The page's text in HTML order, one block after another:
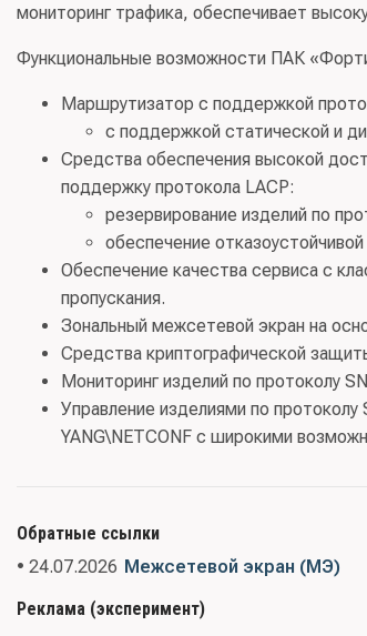
мониторинг трафика, обеспечивает
Функциональные возможности ПАК
Маршрутизатор с поддержкой
с поддержкой статической и
Средства обеспечения высокой
поддержку протокола LACP:
резервирование изделий по
обеспечение
Обеспечение качества сервиса с
пропускания.
Зональный межсетевой экран на
Средства криптографической
Мониторинг изделий по протоколу
Управление изделиями по
YANG\NETCONF с широкими
Обратные ссылки
• 24.07.2026 Межсетевой экран (МЭ)
Реклама (эксперимент)